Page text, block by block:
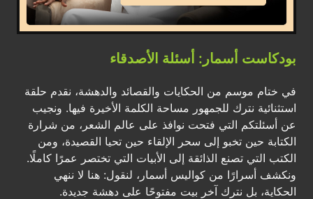
بودكاست أسمار: أسئلة الأصدقاء
في ختام موسم من الحكايات والقصائد والدهشة، نقدم حلقة
استثنائية نترك للجمهور مساحة الكلمة الأخيرة فيها. ونجيب
عن أسئلتكم التي فتحت نوافذ على عالم الشعر، من شرارة
الكتابة حين تخبو إلى سحر الإلقاء حين تحيا القصيدة، ومن
الكتب التي تصنع الذائقة إلى الأبيات التي تختصر عمرًا كاملًا.
ونكشف أسرارًا من كواليس أسمار، لنقول: هنا لا ننهي
الحكاية، بل نترك آخر بيت مفتوحًا على دهشة جديدة.